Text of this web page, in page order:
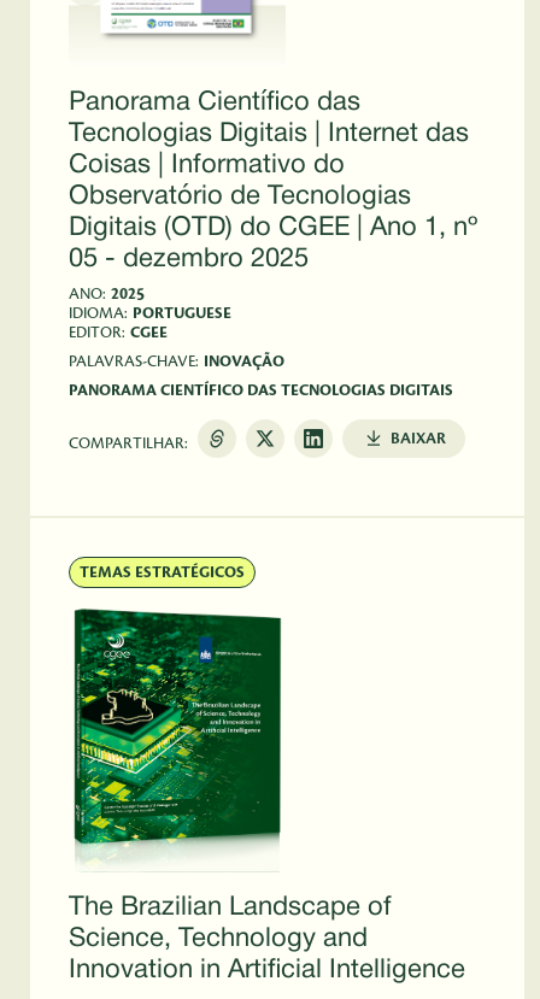
Panorama Científico das
Tecnologias Digitais | Internet das
Coisas | Informativo do
Observatório de Tecnologias
Digitais (OTD) do CGEE | Ano 1, nº
05 - dezembro 2025
ANO: 2025
IDIOMA: PORTUGUESE
EDITOR: CGEE
PALAVRAS-CHAVE:
INOVAÇÃO
PANORAMA CIENTÍFICO DAS TECNOLOGIAS DIGITAIS
COMPARTILHAR: BAIXAR
TEMAS ESTRATÉGICOS
The Brazilian Landscape of
Science, Technology and
Innovation in Artificial Intelligence